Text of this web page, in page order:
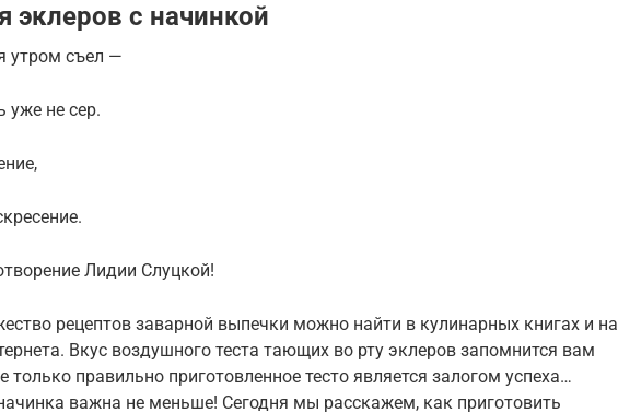
эклеров с начинкой
утром съел —
уже не сер.
Лидии Слуцкой!
рецептов заварной выпечки можно найти в кулинарных книгах и на
Вкус воздушного теста тающих во рту эклеров запомнится вам
только правильно приготовленное тесто является залогом успеха…
важна не меньше! Сегодня мы расскажем, как приготовить